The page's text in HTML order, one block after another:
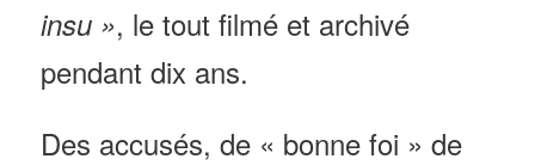
insu », le tout filmé et archivé
pendant dix ans.
Des accusés, de « bonne foi » de